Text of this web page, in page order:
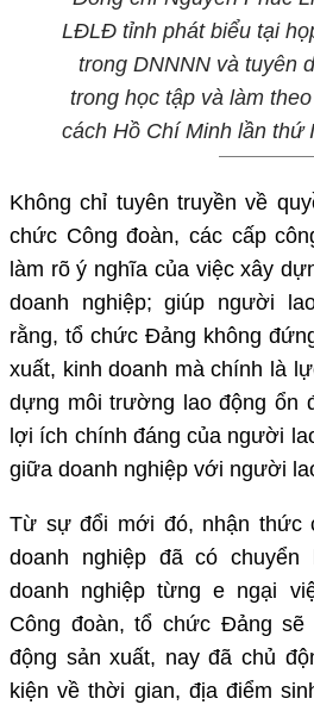
LĐLĐ tỉnh phát biểu tại
trong DNNNNvà tuyên
trong học tập và làm
cách Hồ Chí Minh lần thứ
Không chỉ tuyên truyền về
chức Công đoàn, các cấp
làm rõ ý nghĩa của việc xây
doanh nghiệp; giúp người
rằng, tổ chức Đảng không
xuất, kinh doanh mà chính là
dựng môi trường lao động ổn
lợi ích chính đáng của người
giữa doanh nghiệp với người
Từ sự đổi mới đó, nhận thức
doanh nghiệp đã có
doanh nghiệp từng e ngại
Công đoàn, tổ chức Đảng
động sản xuất, nay đã chủ
kiện về thời gian, địa điểm